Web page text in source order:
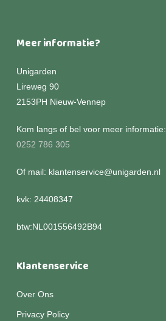
Meer informatie?
Unigarden
Lireweg 90
2153PH Nieuw-Vennep
Kom langs of bel voor meer informatie:
0252 786 305
Of mail: klantenservice@unigarden.nl
kvk: 24408347
btw:NL001556492B94
Klantenservice
Over Ons
Privacy Policy